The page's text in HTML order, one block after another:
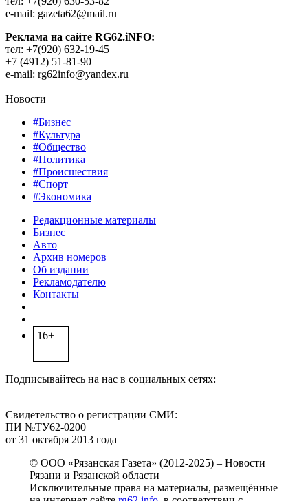
e-mail: gazeta62@mail.ru
Реклама на сайте RG62.iNFO:
тел: +7(920) 632-19-45
+7 (4912) 51-81-90
e-mail: rg62info@yandex.ru
Новости
#Бизнес
#Культура
#Общество
#Политика
#Происшествия
#Спорт
#Экономика
Редакционные материалы
Бизнес
Авто
Архив номеров
Об издании
Рекламодателю
Контакты
16+
Подписывайтесь на нас в социальных сетях:
Свидетельство о регистрации СМИ:
ПИ №ТУ62-0200
от 31 октября 2013 года
© ООО «Рязанская Газета» (2012-2025) – Новости
Рязани и Рязанской области
Исключительные права на материалы, размещённые